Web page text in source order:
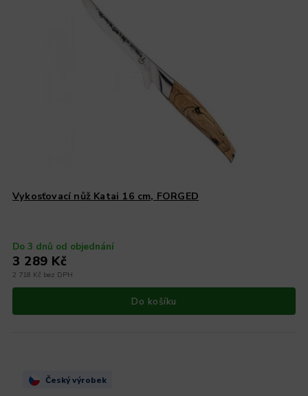
Vykosťovací nůž Katai 16 cm, FORGED
Do 3 dnů od objednání
2 718 Kč bez DPH
3 289 Kč
Do košíku
Český výrobek